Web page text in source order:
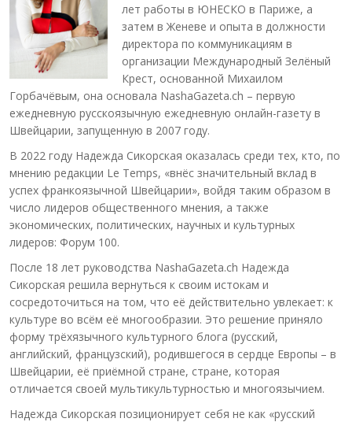
лет работы в ЮНЕСКО в Париже, а
затем в Женеве и опыта в должности
директора по коммуникациям в
организации Международный Зелёный
Крест, основанной Михаилом
Горбачёвым, она основала NashaGazeta.ch – первую
ежедневную русскоязычную ежедневную онлайн-газету в
Швейцарии, запущенную в 2007 году.
В 2022 году Надежда Сикорская оказалась среди тех, кто, по
мнению редакции Le Temps, «внёс значительный вклад в
успех франкоязычной Швейцарии», войдя таким образом в
число лидеров общественного мнения, а также
экономических, политических, научных и культурных
лидеров: Форум 100.
После 18 лет руководства NashaGazeta.ch Надежда
Сикорская решила вернуться к своим истокам и
сосредоточиться на том, что её действительно увлекает: к
культуре во всём её многообразии. Это решение приняло
форму трёхязычного культурного блога (русский,
английский, французский), родившегося в сердце Европы – в
Швейцарии, её приёмной стране, стране, которая
отличается своей мультикультурностью и многоязычием.
Надежда Сикорская позиционирует себя не как «русский